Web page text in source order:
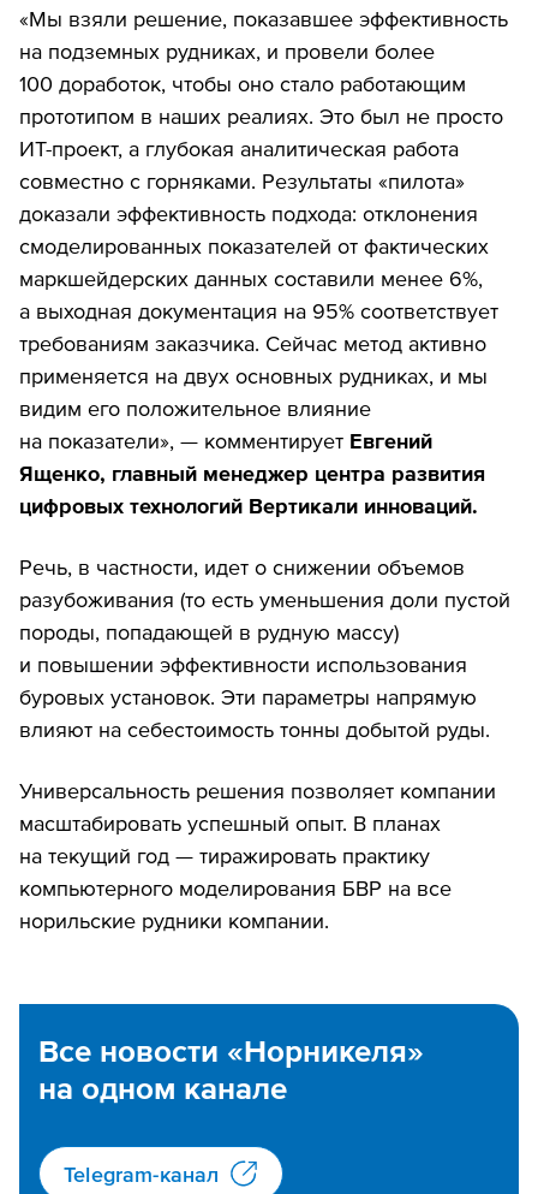
«Мы взяли решение, показавшее эффективность
на подземных рудниках, и провели более
100 доработок, чтобы оно стало работающим
прототипом в наших реалиях. Это был не просто
ИТ-проект, а глубокая аналитическая работа
совместно с горняками. Результаты «пилота»
доказали эффективность подхода: отклонения
смоделированных показателей от фактических
маркшейдерских данных составили менее 6%,
а выходная документация на 95% соответствует
требованиям заказчика. Сейчас метод активно
применяется на двух основных рудниках, и мы
видим его положительное влияние
на показатели», — комментирует Евгений
Ященко, главный менеджер центра развития
цифровых технологий Вертикали инноваций.
Речь, в частности, идет о снижении объемов
разубоживания (то есть уменьшения доли пустой
породы, попадающей в рудную массу)
и повышении эффективности использования
буровых установок. Эти параметры напрямую
влияют на себестоимость тонны добытой руды.
Универсальность решения позволяет компании
масштабировать успешный опыт. В планах
на текущий год — тиражировать практику
компьютерного моделирования БВР на все
норильские рудники компании.
Все новости «Норникеля»
на одном канале
Telegram-канал